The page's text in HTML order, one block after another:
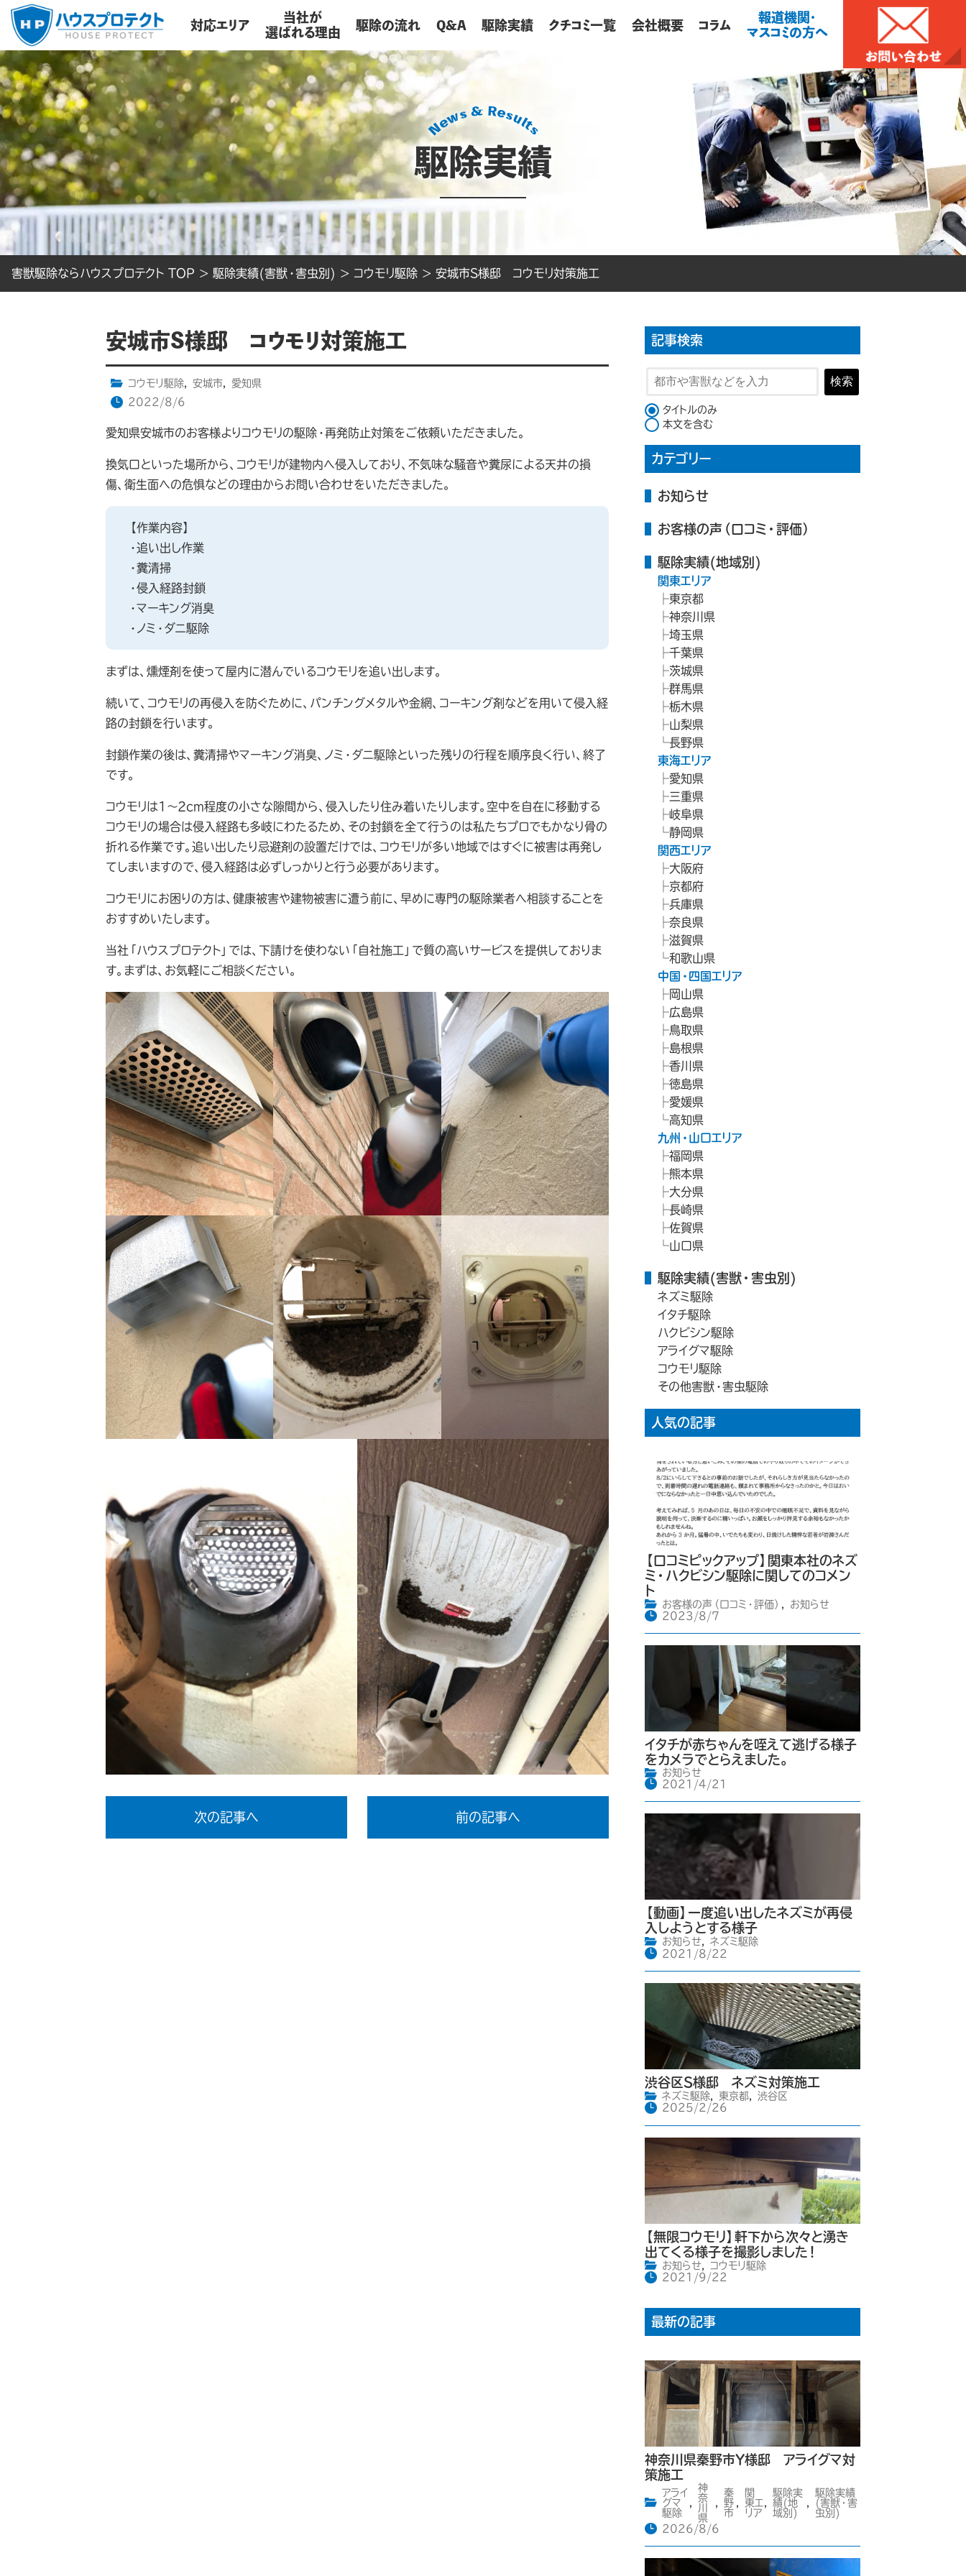
対応エリア
当社が
選ばれる理由
駆除の流れ Q&A 駆除実績 クチコミ一覧 会社概要 コラム
報道機関・
マスコミの方へ
駆除実績
害獣駆除ならハウスプロテクト TOP > 駆除実績(害獣・害虫別) > コウモリ駆除 > 安城市S様邸 コウモリ対策施工
安城市S様邸 コウモリ対策施工
コウモリ駆除, 安城市,
愛知県
2022/8/6
愛知県安城市のお客様よりコウモリの駆除・再発防止対策をご依頼いただきました。
換気口といった場所から、コウモリが建物内へ侵入しており、不気味な騒音や糞尿による天井の損
傷、衛生面への危惧などの理由からお問い合わせをいただきました。
【作業内容】
・追い出し作業
・糞清掃
・侵入経路封鎖
・マーキング消臭
・ノミ・ダニ駆除
まずは、燻煙剤を使って屋内に潜んでいるコウモリを追い出します。
続いて、コウモリの再侵入を防ぐために、パンチングメタルや金網、コーキング剤などを用いて侵入経
路の封鎖を行います。
封鎖作業の後は、糞清掃やマーキング消臭、ノミ・ダニ駆除といった残りの行程を順序良く行い、終了
です。
コウモリは1～2cm程度の小さな隙間から、侵入したり住み着いたりします。空中を自在に移動する
コウモリの場合は侵入経路も多岐にわたるため、その封鎖を全て行うのは私たちプロでもかなり骨の
折れる作業です。追い出したり忌避剤の設置だけでは、コウモリが多い地域ではすぐに被害は再発し
てしまいますので、侵入経路は必ずしっかりと行う必要があります。
コウモリにお困りの方は、健康被害や建物被害に遭う前に、早めに専門の駆除業者へ相談することを
おすすめいたします。
当社「ハウスプロテクト」では、下請けを使わない「自社施工」で質の高いサービスを提供しておりま
す。まずは、お気軽にご相談ください。
次の記事へ 前の記事へ
記事検索
検索
検索対象
タイトルのみ
本文を含む
カテゴリー
お知らせ
お客様の声（口コミ・評価）
駆除実績(地域別)
関東エリア
東京都
神奈川県
埼玉県
千葉県
茨城県
群馬県
栃木県
山梨県
長野県
東海エリア
愛知県
三重県
岐阜県
静岡県
関西エリア
大阪府
京都府
兵庫県
奈良県
滋賀県
和歌山県
中国・四国エリア
岡山県
広島県
鳥取県
島根県
香川県
徳島県
愛媛県
高知県
九州・山口エリア
福岡県
熊本県
大分県
長崎県
佐賀県
山口県
駆除実績(害獣・害虫別)
ネズミ駆除
イタチ駆除
ハクビシン駆除
アライグマ駆除
コウモリ駆除
その他害獣・害虫駆除
人気の記事
【口コミピックアップ】関東本社のネズ
ミ・ハクビシン駆除に関してのコメン
ト
お客様の声（口コミ・評価）
お知らせ
2023/8/7
イタチが赤ちゃんを咥えて逃げる様子
をカメラでとらえました。
お知らせ
2021/4/21
【動画】一度追い出したネズミが再侵
入しようとする様子
お知らせ,
ネズミ駆除
2021/8/22
渋谷区S様邸 ネズミ対策施工
ネズミ駆除, 東京都,
渋谷区
2025/2/26
【無限コウモリ】軒下から次々と湧き
出てくる様子を撮影しました！
お知らせ,
コウモリ駆除
2021/9/22
最新の記事
神奈川県秦野市Y様邸 アライグマ対
策施工
アライ
グマ
駆除
神
奈
川
県
秦
野
市
関
東エ
リア
駆除実
績(地
域別)
駆除実績
(害獣・害
虫別)
2026/8/6